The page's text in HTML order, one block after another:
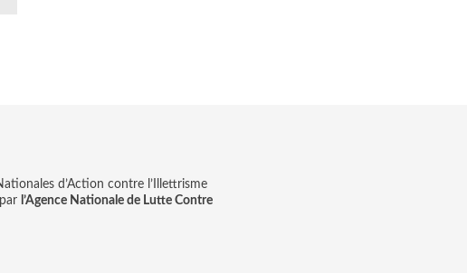
d’Action contre l’Illettrisme
l’Agence Nationale de Lutte Contre